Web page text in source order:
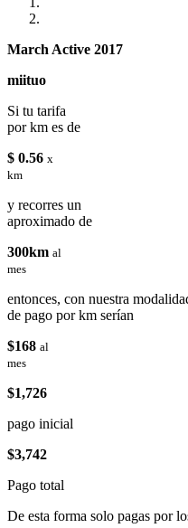
March Active 2017
miituo
Si tu tarifa
por km es de
$ 0.56 x
km
y recorres un
aproximado de
300km al
mes
entonces, con nuestra
de pago por km serían
$168 al
mes
$1,726
pago inicial
$3,742
Pago total
De esta forma solo pagas por